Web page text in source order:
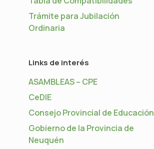
Trámite para Jubilación
Ordinaria
Links de interés
ASAMBLEAS – CPE
CeDIE
Consejo Provincial de Educación
Gobierno de la Provincia de
Neuquén